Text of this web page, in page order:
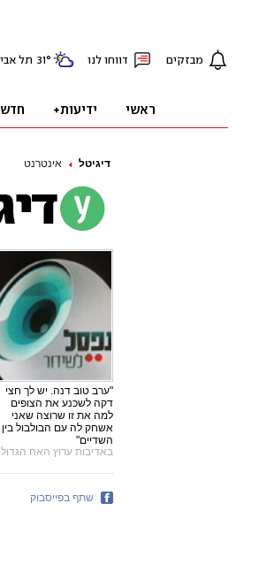
דיגיטל אינטרנט
"ערב טוב דנה. יש לך חצי
דקה לשכנע את הצופים
למה את זו שרוצה שאני
אשחק לה עם הבולבול בין
השדיים"
באדיבות ערוץ האח הגדול
שתף בפייסבוק